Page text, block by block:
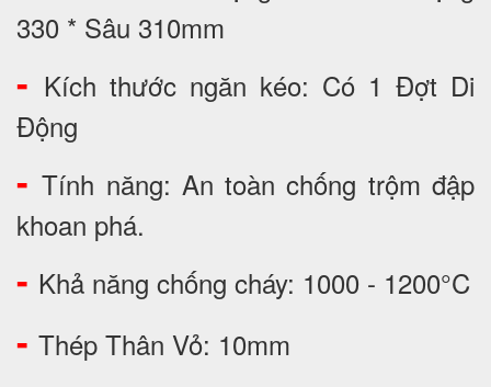
330 * Sâu 310mm
- Kích thước ngăn kéo: Có 1 Đợt Di
Động
-Tính năng: An toàn chống trộm đập
khoan phá.
- Khả năng chống cháy: 1000 - 1200°C
- Thép Thân Vỏ: 10mm